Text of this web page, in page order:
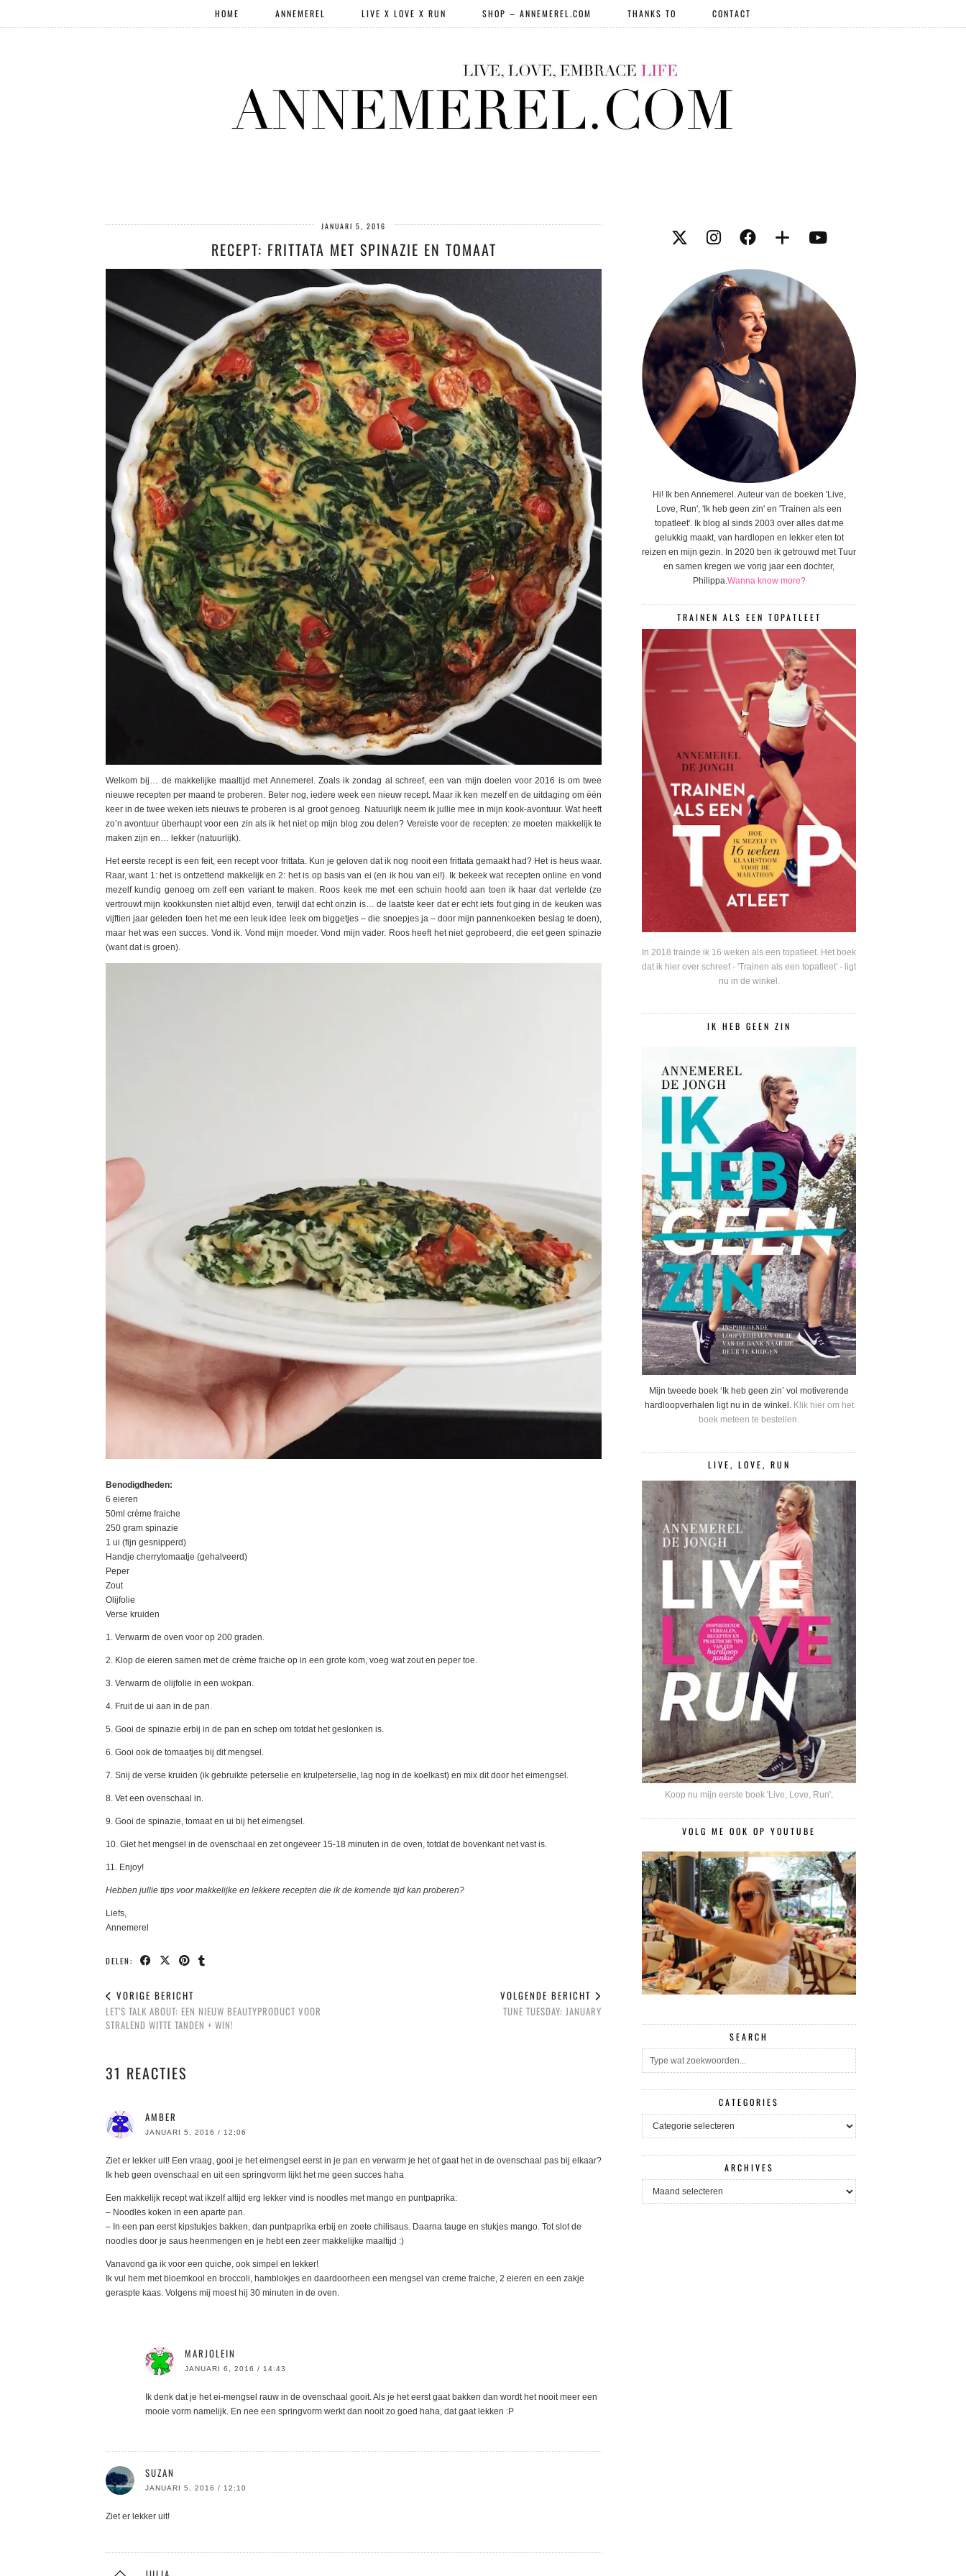
HOME ANNEMEREL LIVE X LOVE X RUN SHOP – ANNEMEREL.COM THANKS TO CONTACT
JANUARI 5, 2016
RECEPT: FRITTATA MET SPINAZIE EN TOMAAT
Welkom bij… de makkelijke maaltijd met Annemerel. Zoals ik zondag al schreef, een van mijn doelen voor 2016 is om twee
nieuwe recepten per maand te proberen. Beter nog, iedere week een nieuw recept. Maar ik ken mezelf en de uitdaging om één
keer in de twee weken iets nieuws te proberen is al groot genoeg. Natuurlijk neem ik jullie mee in mijn kook-avontuur. Wat heeft
zo’n avontuur überhaupt voor een zin als ik het niet op mijn blog zou delen? Vereiste voor de recepten: ze moeten makkelijk te
maken zijn en… lekker (natuurlijk).
Het eerste recept is een feit, een recept voor frittata. Kun je geloven dat ik nog nooit een frittata gemaakt had? Het is heus waar.
Raar, want 1: het is ontzettend makkelijk en 2: het is op basis van ei (en ik hou van ei!). Ik bekeek wat recepten online en vond
mezelf kundig genoeg om zelf een variant te maken. Roos keek me met een schuin hoofd aan toen ik haar dat vertelde (ze
vertrouwt mijn kookkunsten niet altijd even, terwijl dat echt onzin is… de laatste keer dat er echt iets fout ging in de keuken was
vijftien jaar geleden toen het me een leuk idee leek om biggetjes – die snoepjes ja – door mijn pannenkoeken beslag te doen),
maar het was een succes. Vond ik. Vond mijn moeder. Vond mijn vader. Roos heeft het niet geprobeerd, die eet geen spinazie
(want dat is groen).
Benodigdheden:
6 eieren
50ml crème fraiche
250 gram spinazie
1 ui (fijn gesnipperd)
Handje cherrytomaatje (gehalveerd)
Peper
Zout
Olijfolie
Verse kruiden
1. Verwarm de oven voor op 200 graden.
2. Klop de eieren samen met de crème fraiche op in een grote kom, voeg wat zout en peper toe.
3. Verwarm de olijfolie in een wokpan.
4. Fruit de ui aan in de pan.
5. Gooi de spinazie erbij in de pan en schep om totdat het geslonken is.
6. Gooi ook de tomaatjes bij dit mengsel.
7. Snij de verse kruiden (ik gebruikte peterselie en krulpeterselie, lag nog in de koelkast) en mix dit door het eimengsel.
8. Vet een ovenschaal in.
9. Gooi de spinazie, tomaat en ui bij het eimengsel.
10. Giet het mengsel in de ovenschaal en zet ongeveer 15-18 minuten in de oven, totdat de bovenkant net vast is.
11. Enjoy!
Hebben jullie tips voor makkelijke en lekkere recepten die ik de komende tijd kan proberen?
Liefs,
Annemerel
DELEN:
VORIGE BERICHT
LET’S TALK ABOUT: EEN NIEUW BEAUTYPRODUCT VOOR
STRALEND WITTE TANDEN + WIN!
VOLGENDE BERICHT
TUNE TUESDAY: JANUARY
31 REACTIES
AMBER
JANUARI 5, 2016 / 12:06
Ziet er lekker uit! Een vraag, gooi je het eimengsel eerst in je pan en verwarm je het of gaat het in de ovenschaal pas bij elkaar?
Ik heb geen ovenschaal en uit een springvorm lijkt het me geen succes haha
Een makkelijk recept wat ikzelf altijd erg lekker vind is noodles met mango en puntpaprika:
– Noodles koken in een aparte pan.
– In een pan eerst kipstukjes bakken, dan puntpaprika erbij en zoete chilisaus. Daarna tauge en stukjes mango. Tot slot de
noodles door je saus heenmengen en je hebt een zeer makkelijke maaltijd :)
Vanavond ga ik voor een quiche, ook simpel en lekker!
Ik vul hem met bloemkool en broccoli, hamblokjes en daardoorheen een mengsel van creme fraiche, 2 eieren en een zakje
geraspte kaas. Volgens mij moest hij 30 minuten in de oven.
MARJOLEIN
JANUARI 6, 2016 / 14:43
Ik denk dat je het ei-mengsel rauw in de ovenschaal gooit. Als je het eerst gaat bakken dan wordt het nooit meer een
mooie vorm namelijk. En nee een springvorm werkt dan nooit zo goed haha, dat gaat lekken :P
SUZAN
JANUARI 5, 2016 / 12:10
Ziet er lekker uit!
Hi! Ik ben Annemerel. Auteur van de boeken 'Live,
Love, Run', 'Ik heb geen zin' en 'Trainen als een
topatleet'. Ik blog al sinds 2003 over alles dat me
gelukkig maakt, van hardlopen en lekker eten tot
reizen en mijn gezin. In 2020 ben ik getrouwd met Tuur
en samen kregen we vorig jaar een dochter,
Philippa.Wanna know more?
TRAINEN ALS EEN TOPATLEET
In 2018 trainde ik 16 weken als een topatleet. Het boek
dat ik hier over schreef - 'Trainen als een topatleet' - ligt
nu in de winkel.
IK HEB GEEN ZIN
Mijn tweede boek ‘Ik heb geen zin’ vol motiverende
hardloopverhalen ligt nu in de winkel. Klik hier om het
boek meteen te bestellen.
LIVE, LOVE, RUN
Koop nu mijn eerste boek 'Live, Love, Run'.
VOLG ME OOK OP YOUTUBE
SEARCH
CATEGORIES
CATEGORIES
ARCHIVES
ARCHIVES